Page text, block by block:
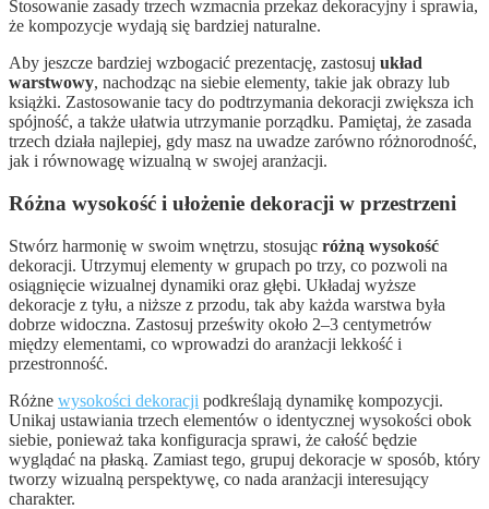
Stosowanie zasady trzech wzmacnia przekaz dekoracyjny i sprawia,
że kompozycje wydają się bardziej naturalne.
Aby jeszcze bardziej wzbogacić prezentację, zastosuj układ
warstwowy, nachodząc na siebie elementy, takie jak obrazy lub
książki. Zastosowanie tacy do podtrzymania dekoracji zwiększa ich
spójność, a także ułatwia utrzymanie porządku. Pamiętaj, że zasada
trzech działa najlepiej, gdy masz na uwadze zarówno różnorodność,
jak i równowagę wizualną w swojej aranżacji.
Różna wysokość i ułożenie dekoracji w przestrzeni
Stwórz harmonię w swoim wnętrzu, stosując różną wysokość
dekoracji. Utrzymuj elementy w grupach po trzy, co pozwoli na
osiągnięcie wizualnej dynamiki oraz głębi. Układaj wyższe
dekoracje z tyłu, a niższe z przodu, tak aby każda warstwa była
dobrze widoczna. Zastosuj prześwity około 2–3 centymetrów
między elementami, co wprowadzi do aranżacji lekkość i
przestronność.
Różne wysokości dekoracji podkreślają dynamikę kompozycji.
Unikaj ustawiania trzech elementów o identycznej wysokości obok
siebie, ponieważ taka konfiguracja sprawi, że całość będzie
wyglądać na płaską. Zamiast tego, grupuj dekoracje w sposób, który
tworzy wizualną perspektywę, co nada aranżacji interesujący
charakter.